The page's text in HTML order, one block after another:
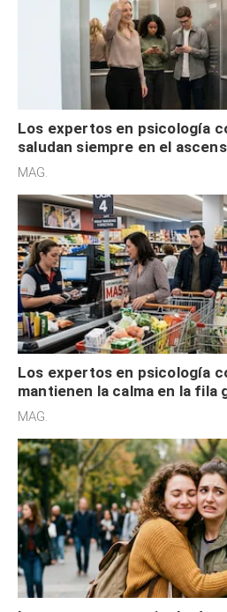
Los expertos en psicología
saludan siempre en el
defensiva y tienen apertura
MAG.
Los expertos en psicología
mantienen la calma en la fila
cognitiva, gratitud y no solo
MAG.